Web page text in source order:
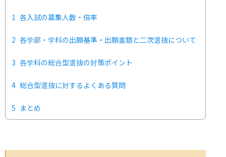
1 各入試の募集人数・倍率
2 各学部・学科の出願基準・出願書類と二次選抜について
3 各学科の総合型選抜の対策ポイント
4 総合型選抜に対するよくある質問
5 まとめ